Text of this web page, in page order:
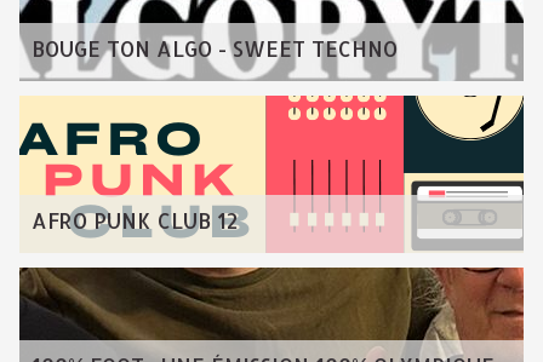
BOUGE TON ALGO - SWEET TECHNO
AFRO PUNK CLUB 12